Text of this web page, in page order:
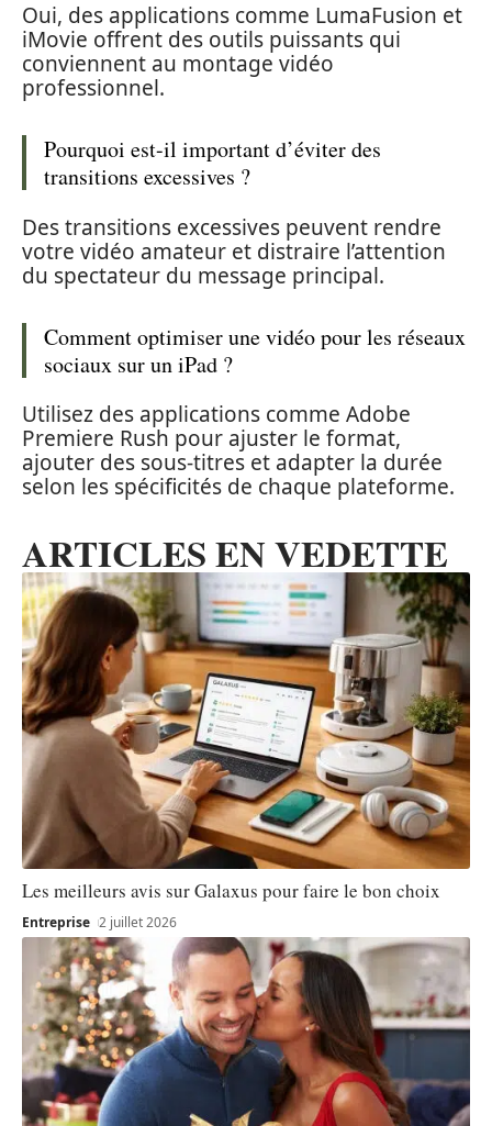
Oui, des applications comme LumaFusion et
iMovie offrent des outils puissants qui
conviennent au montage vidéo
professionnel.
Pourquoi est-il important d’éviter des
transitions excessives ?
Des transitions excessives peuvent rendre
votre vidéo amateur et distraire l’attention
du spectateur du message principal.
Comment optimiser une vidéo pour les réseaux
sociaux sur un iPad ?
Utilisez des applications comme Adobe
Premiere Rush pour ajuster le format,
ajouter des sous-titres et adapter la durée
selon les spécificités de chaque plateforme.
ARTICLES EN VEDETTE
Les meilleurs avis sur Galaxus pour faire le bon choix
Entreprise 2 juillet 2026